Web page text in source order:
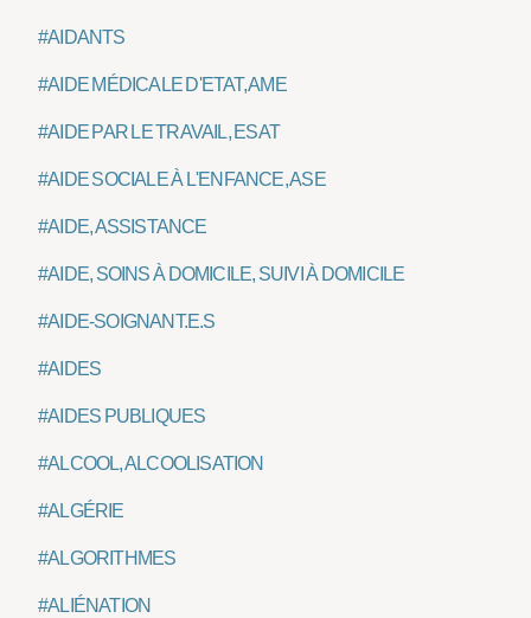
#AIDANTS
#AIDE MÉDICALE D'ETAT, AME
#AIDE PAR LE TRAVAIL, ESAT
#AIDE SOCIALE À L'ENFANCE, ASE
#AIDE, ASSISTANCE
#AIDE, SOINS À DOMICILE, SUIVI À DOMICILE
#AIDE-SOIGNANT.E.S
#AIDES
#AIDES PUBLIQUES
#ALCOOL, ALCOOLISATION
#ALGÉRIE
#ALGORITHMES
#ALIÉNATION